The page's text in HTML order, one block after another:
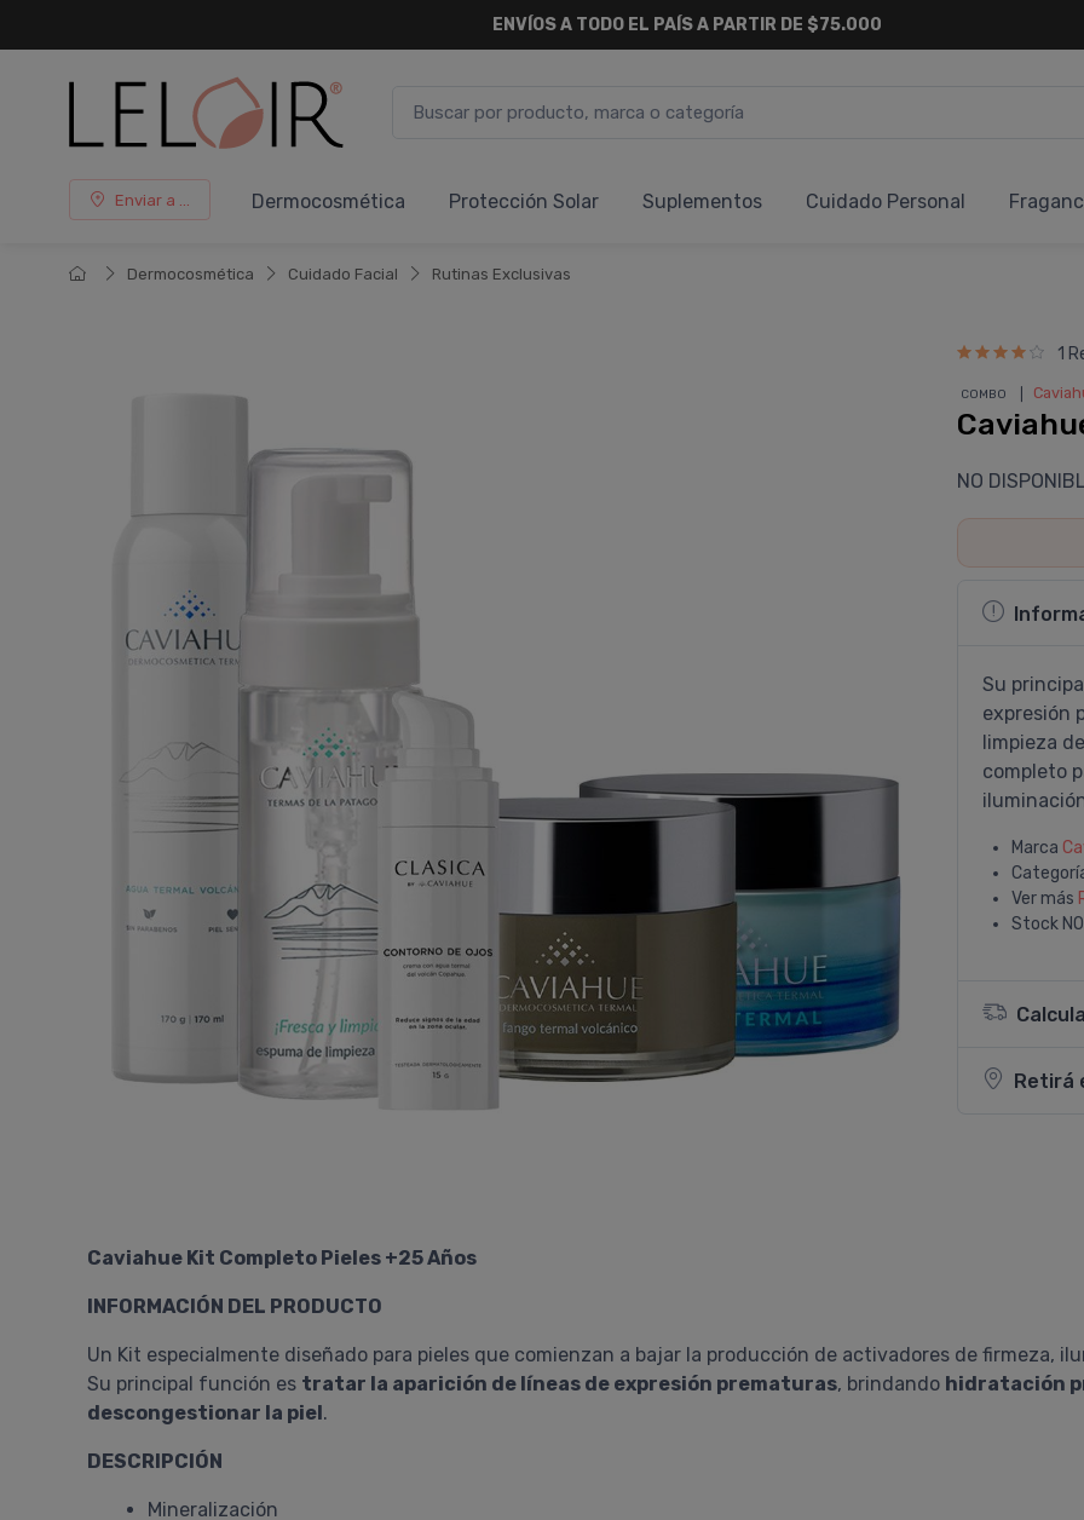
ENVÍOS A TODO EL PAÍS A PARTIR DE $75.000
Enviar a ... Dermocosmética Protección Solar Suplementos Cuidado Personal
Dermocosmética Cuidado Facial Rutinas Exclusivas
1
COMBO
NO
Su
expresión
limpieza
completo
Marca
Ver más
Stock
Retirá
Caviahue Kit Completo Pieles +25 Años
INFORMACIÓN DEL PRODUCTO
Un Kit especialmente diseñado para pieles que comienzan a bajar la producción de activadores de firmeza,
Su principal función es tratar la aparición de líneas de expresión prematuras, brindando hidratación
descongestionar la piel.
DESCRIPCIÓN
Mineralización